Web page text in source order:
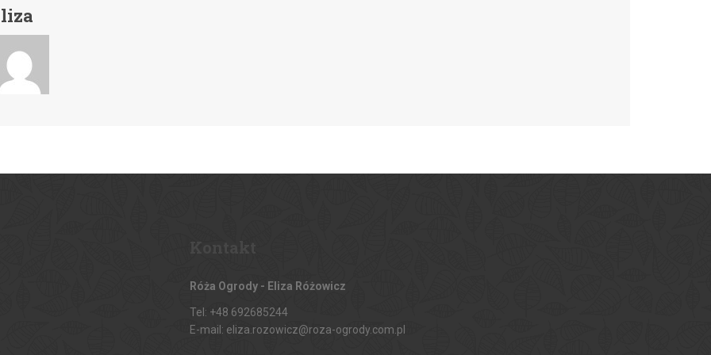
Róża Ogrody - Eliza Różowicz
Tel: +48 692685244
E-mail: eliza.rozowicz@roza-ogrody.com.pl